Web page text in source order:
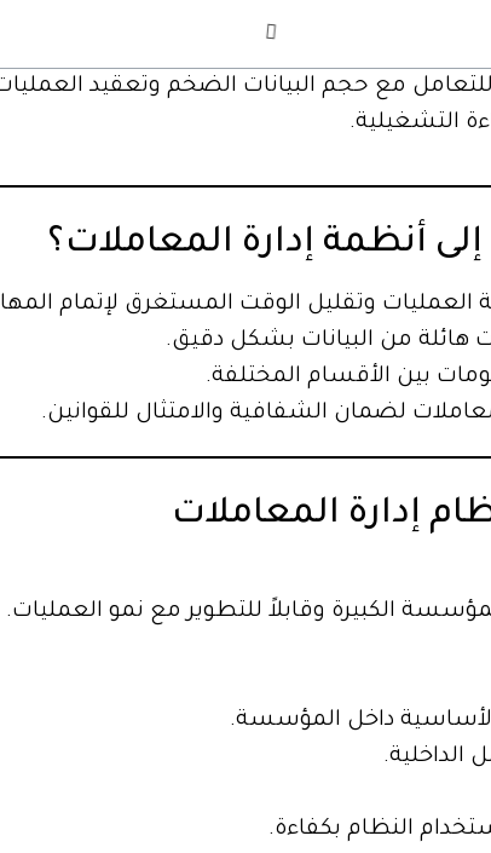
مع حجم البيانات الضخم وتعقيد
التشغيلية.
أنظمة إدارة المعاملات؟
العمليات وتقليل الوقت المستغرق لإتمام
هائلة من البيانات بشكل دقيق.
بين الأقسام المختلفة.
لضمان الشفافية والامتثال للقوانين.
إدارة المعاملات
الكبيرة وقابلاً للتطوير مع نمو
داخل المؤسسة.
النظام بكفاءة.